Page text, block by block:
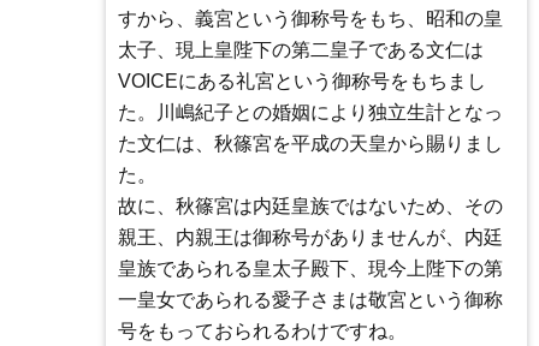
すから、義宮という御称号をもち、昭和の皇
太子、現上皇陛下の第二皇子である文仁は
VOICEにある礼宮という御称号をもちまし
た。川嶋紀子との婚姻により独立生計となっ
た文仁は、秋篠宮を平成の天皇から賜りまし
た。
故に、秋篠宮は内廷皇族ではないため、その
親王、内親王は御称号がありませんが、内廷
皇族であられる皇太子殿下、現今上陛下の第
一皇女であられる愛子さまは敬宮という御称
号をもっておられるわけですね。